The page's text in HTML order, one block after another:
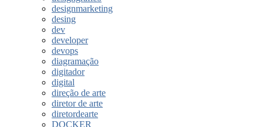
designmarketing
desing
dev
developer
devops
diagramação
digitador
digital
direção de arte
diretor de arte
diretordearte
DOCKER